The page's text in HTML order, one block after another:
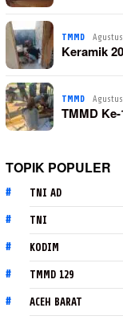
TMMD
Keramik
TMMD
TMMD
TOPIK POPULER
TNI AD
TNI
KODIM
TMMD 129
ACEH BARAT